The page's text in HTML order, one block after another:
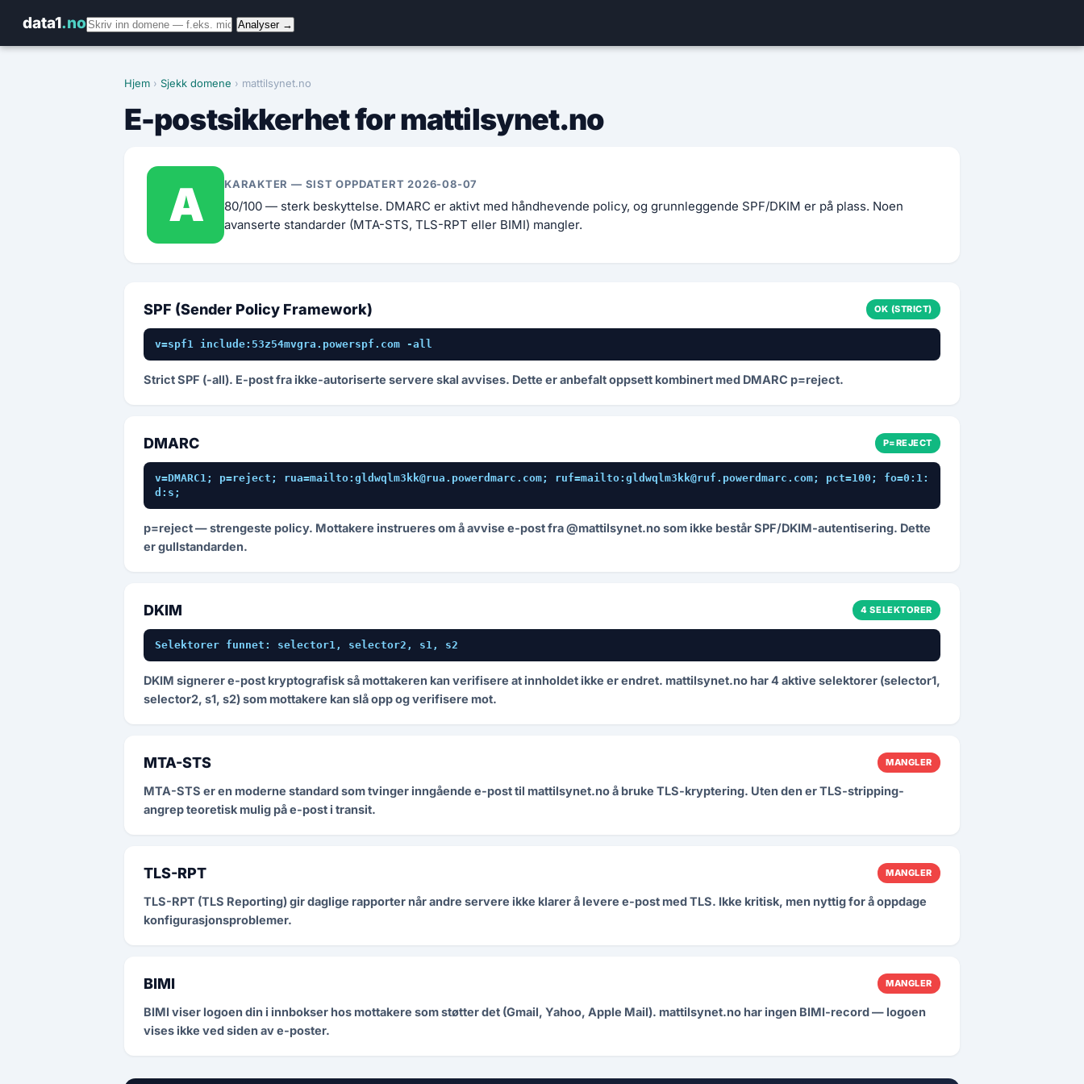
data1.no Analyser →
Hjem › Sjekk domene › mattilsynet.no
E-postsikkerhet for mattilsynet.no
A KARAKTER — SIST OPPDATERT 2026-08-07
80/100 — sterk beskyttelse. DMARC er aktivt med håndhevende policy, og grunnleggende SPF/DKIM er på plass. Noen
avanserte standarder (MTA-STS, TLS-RPT eller BIMI) mangler.
SPF (Sender Policy Framework) OK (STRICT)
v=spf1 include:53z54mvgra.powerspf.com -all
Strict SPF (-all). E-post fra ikke-autoriserte servere skal avvises. Dette er anbefalt oppsett kombinert med DMARC p=reject.
DMARC P=REJECT
v=DMARC1; p=reject; rua=mailto:gldwqlm3kk@rua.powerdmarc.com; ruf=mailto:gldwqlm3kk@ruf.powerdmarc.com; pct=100; fo=0:1:
d:s;
p=reject — strengeste policy. Mottakere instrueres om å avvise e-post fra @mattilsynet.no som ikke består SPF/DKIM-autentisering. Dette
er gullstandarden.
DKIM 4 SELEKTORER
Selektorer funnet: selector1, selector2, s1, s2
DKIM signerer e-post kryptografisk så mottakeren kan verifisere at innholdet ikke er endret. mattilsynet.no har 4 aktive selektorer (selector1,
selector2, s1, s2) som mottakere kan slå opp og verifisere mot.
MTA-STS MANGLER
MTA-STS er en moderne standard som tvinger inngående e-post til mattilsynet.no å bruke TLS-kryptering. Uten den er TLS-stripping-
angrep teoretisk mulig på e-post i transit.
TLS-RPT MANGLER
TLS-RPT (TLS Reporting) gir daglige rapporter når andre servere ikke klarer å levere e-post med TLS. Ikke kritisk, men nyttig for å oppdage
konfigurasjonsproblemer.
BIMI MANGLER
BIMI viser logoen din i innbokser hos mottakere som støtter det (Gmail, Yahoo, Apple Mail). mattilsynet.no har ingen BIMI-record — logoen
vises ikke ved siden av e-poster.